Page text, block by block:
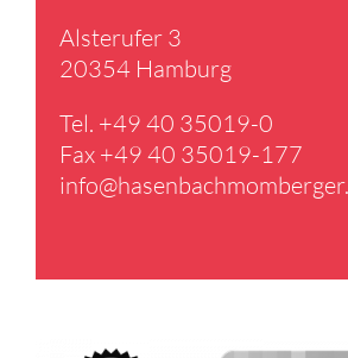
Alster­ufer 3
20354 Hamburg
Tel. +49 40 35019-0
Fax +49 40 35019-177